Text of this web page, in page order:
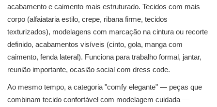
acabamento e caimento mais estruturado. Tecidos com mais
corpo (alfaiataria estilo, crepe, ribana firme, tecidos
texturizados), modelagens com marcação na cintura ou recorte
definido, acabamentos visíveis (cinto, gola, manga com
caimento, fenda lateral). Funciona para trabalho formal, jantar,
reunião importante, ocasião social com dress code.
Ao mesmo tempo, a categoria "comfy elegante" — peças que
combinam tecido confortável com modelagem cuidada —